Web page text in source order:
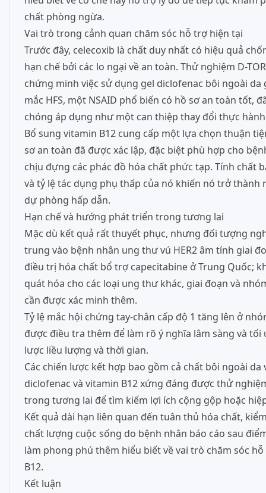
chất phòng ngừa.
Vai trò trong cảnh quan chăm sóc hỗ trợ hiện tại
Trước đây, celecoxib là chất duy nhất có hiệu quả
hạn chế bởi các lo ngại về an toàn. Thử nghiệm D-
chứng minh việc sử dụng gel diclofenac bôi ngoài da
mắc HFS, một NSAID phổ biến có hồ sơ an toàn tốt,
chóng áp dụng như một can thiệp thay đổi thực
Bổ sung vitamin B12 cung cấp một lựa chọn thuận
sơ an toàn đã được xác lập, đặc biệt phù hợp cho
chịu đựng các phác đồ hóa chất phức tạp. Tính chất
và tỷ lệ tác dụng phụ thấp của nó khiến nó trở thành
dự phòng hấp dẫn.
Hạn chế và hướng phát triển trong tương lai
Mặc dù kết quả rất thuyết phục, nhưng đối tượng
trung vào bệnh nhân ung thư vú HER2 âm tính giai
điều trị hóa chất bổ trợ capecitabine ở Trung Quốc;
quát hóa cho các loại ung thư khác, giai đoạn và
cần được xác minh thêm.
Tỷ lệ mắc hội chứng tay-chân cấp độ 1 tăng lên ở
được điều tra thêm để làm rõ ý nghĩa lâm sàng và tối
lược liều lượng và thời gian.
Các chiến lược kết hợp bao gồm cả chất bôi ngoài
diclofenac và vitamin B12 xứng đáng được thử
trong tương lai để tìm kiếm lợi ích cộng gộp hoặc
Kết quả dài hạn liên quan đến tuân thủ hóa chất,
chất lượng cuộc sống do bệnh nhân báo cáo sau
làm phong phú thêm hiểu biết về vai trò chăm sóc
B12.
Kết luận